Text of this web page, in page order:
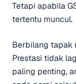
Tetapi apabila
tertentu muncul.
Berbilang tapak
Prestasi tidak
paling penting,